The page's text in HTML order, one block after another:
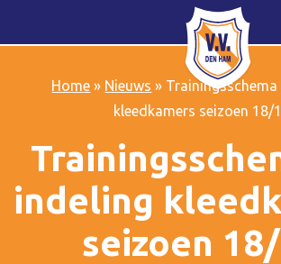
Home » Nieuws » Trainingsschema
kleedkamers seizoen 18/
indeling
seizoen